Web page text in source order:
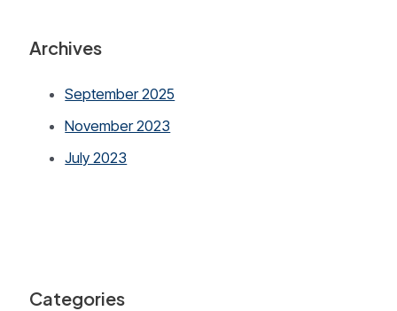
Archives
September 2025
November 2023
July 2023
Categories